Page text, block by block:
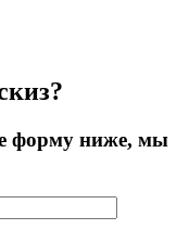
форму ниже, мы